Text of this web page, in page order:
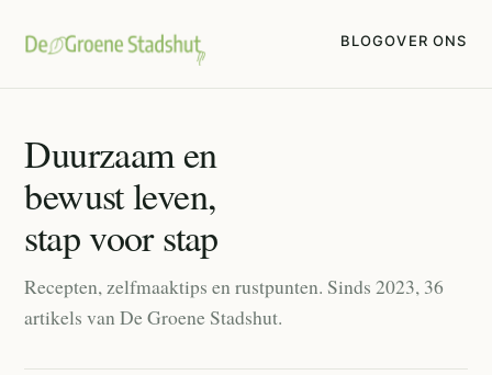
BLOGOVER ONS
Duurzaam en
bewust leven,
stap voor stap
Recepten, zelfmaaktips en rustpunten. Sinds 2023, 36
artikels van De Groene Stadshut.